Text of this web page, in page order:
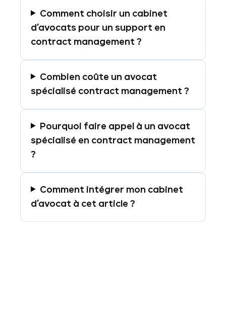
Comment choisir un cabinet
d’avocats pour un support en
contract management ?
Combien coûte un avocat
spécialisé contract management ?
Pourquoi faire appel à un avocat
spécialisé en contract management
?
Comment intégrer mon cabinet
d’avocat à cet article ?